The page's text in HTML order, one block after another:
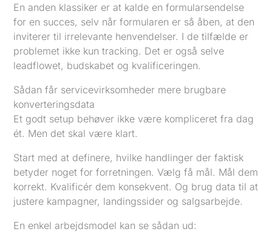
En anden klassiker er at kalde en formularsendelse
for en succes, selv når formularen er så åben, at den
inviterer til irrelevante henvendelser. I de tilfælde er
problemet ikke kun tracking. Det er også selve
leadflowet, budskabet og kvalificeringen.
Sådan får servicevirksomheder mere brugbare
konverteringsdata
Et godt setup behøver ikke være kompliceret fra dag
ét. Men det skal være klart.
Start med at definere, hvilke handlinger der faktisk
betyder noget for forretningen. Vælg få mål. Mål dem
korrekt. Kvalificér dem konsekvent. Og brug data til at
justere kampagner, landingssider og salgsarbejde.
En enkel arbejdsmodel kan se sådan ud: